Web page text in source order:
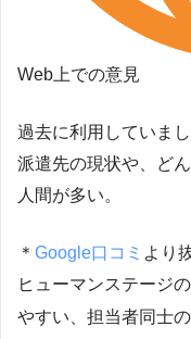
Web上での意見
過去に利用していま
派遣先の現状や、ど
人間が多い。
＊ Google口コミ より
ヒューマンステージ
やすい、担当者同士